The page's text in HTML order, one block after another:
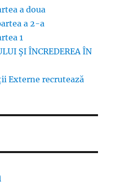
a doua
a 2-a
1
ŞI ÎNCREDEREA ÎN
Externe recrutează